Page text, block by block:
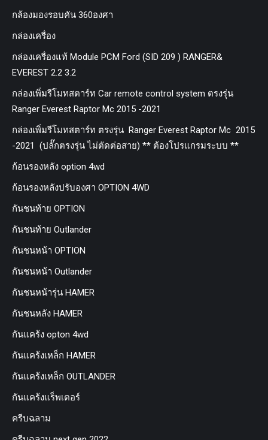
กล้องมองรอบคัน 360องศา
กล่องเครื่อง
กล่องเครื่องแท้ Module PCM Ford (SID 209 ) RANGER&
EVEREST 2.2 3.2
กล่องเพิ่มรีโมทสตาร์ท Car remote control system ตรงรุ่น
Ranger Everest Raptor Mc 2015 -2021
กล่องเพิ่มรีโมทสตาร์ท ตรงรุ่น Ranger Everest Raptor Mc 2015
-2021 (ปลั๊กตรงรุ่น ไม่ตัดต่อสาย) ** ต้องโปรแกรมระบบ **
ก้อนรองหลัง option 4wd
ก้อนรองหลังปรับองศา OPTION 4WD
กันชนท้าย OPTION
กันชนท้าย Outlander
กันชนหน้า OPTION
กันชนหน้า Outlander
กันชนหน้ารุ่น HAMER
กันชนหลัง HAMER
กันแคร้ง opton 4wd
กันแคร้งเหล็ก HAMER
กันแคร้งเหล็ก OUTLANDER
กันแคร้งแร็พเตอร์
ครีบฉลาม